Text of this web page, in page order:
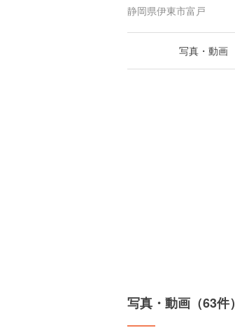
静岡県伊東市富戸
写真・動画
写真・動画（63件）